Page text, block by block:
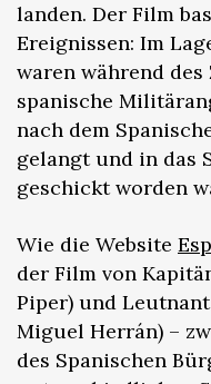
landen. Der Film
Ereignissen: Im
waren während
spanische
nach dem
gelangt und in das
geschickt worden
Wie die Website
der Film von
Piper) und
Miguel Herrán) –
des Spanischen